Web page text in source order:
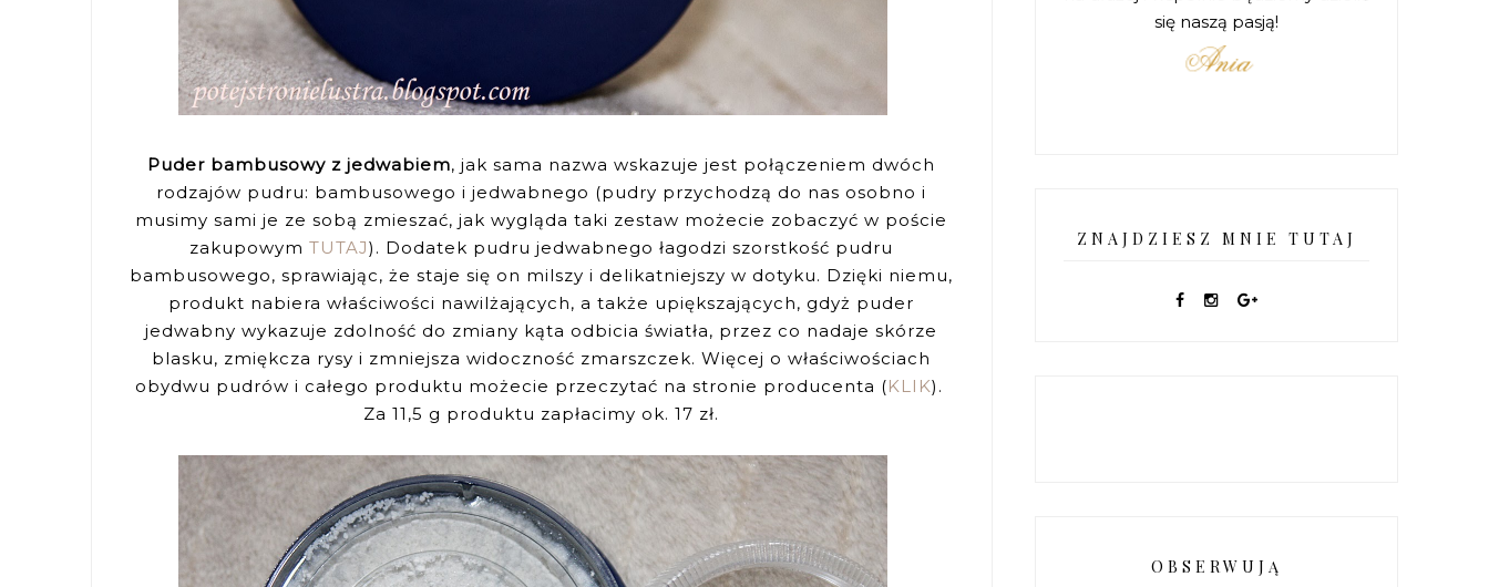
Puder bambusowy z jedwabiem, jak sama nazwa wskazuje jest połączeniem dwóch
rodzajów pudru: bambusowego i jedwabnego (pudry przychodzą do nas osobno i
musimy sami je ze sobą zmieszać, jak wygląda taki zestaw możecie zobaczyć w poście
zakupowymTUTAJ). Dodatek pudru jedwabnego łagodzi szorstkość pudru
bambusowego, sprawiając, że staje się on milszy i delikatniejszy w dotyku. Dzięki niemu,
produkt nabiera właściwości nawilżających, a także upiększających, gdyż puder
jedwabny wykazuje zdolność do zmiany kąta odbicia światła, przez co nadaje skórze
blasku, zmiękcza rysy i zmniejsza widoczność zmarszczek. Więcej o właściwościach
obydwu pudrów i całego produktu możecie przeczytać na stronie producenta (KLIK).
Za 11,5 g produktu zapłacimy ok. 17 zł.
się naszą pasją!
ZNAJDZIESZ MNIE TUTAJ
OBSERWUJĄ